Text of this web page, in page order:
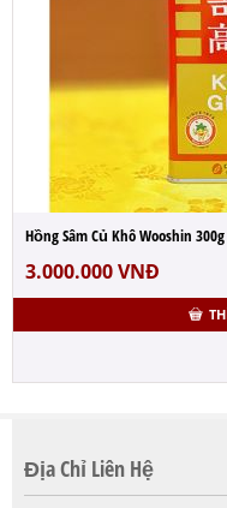
Hồng Sâm Củ Khô Wooshin
3.000.000VNĐ
Địa Chỉ Liên Hệ